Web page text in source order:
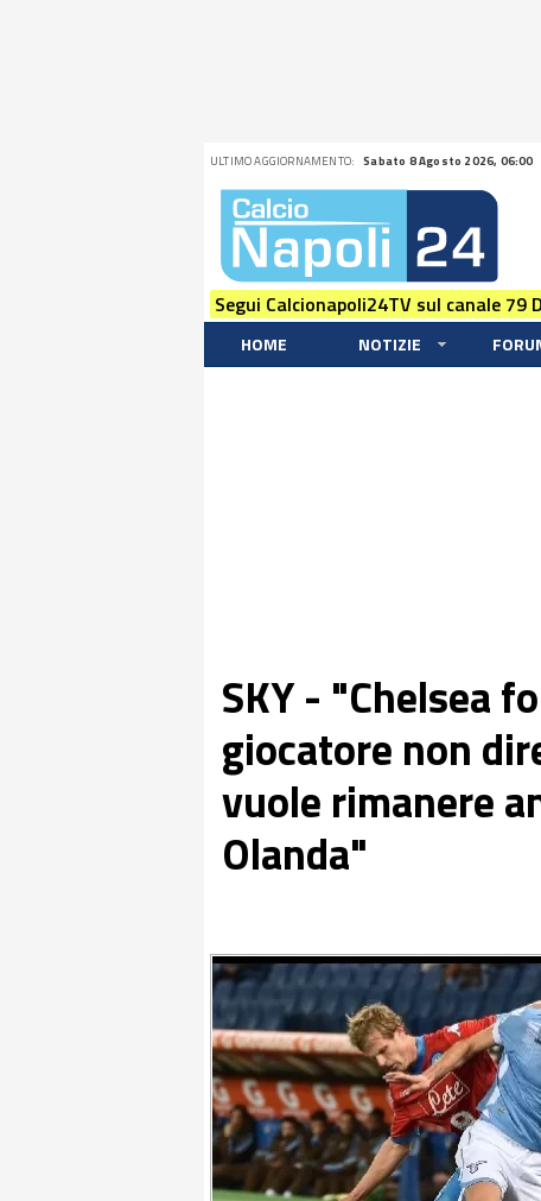
ULTIMO AGGIORNAMENTO: Sabato 8 Agosto 2026, 06:00
Segui Calcionapoli24TV sul canale 79
HOME NOTIZIE
SKY - "Chelsea
giocatore non
vuole rimanere
Olanda"